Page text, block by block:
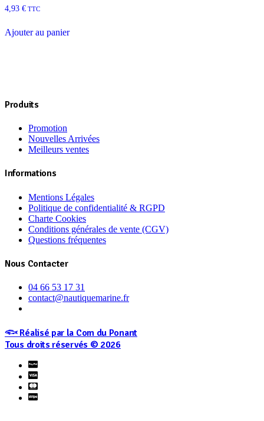
4,93 € TTC
Ajouter au panier
Produits
Promotion
Nouvelles Arrivées
Meilleurs ventes
Informations
Mentions Légales
Politique de confidentialité & RGPD
Charte Cookies
Conditions générales de vente (CGV)
Questions fréquentes
Nous Contacter
04 66 53 17 31
contact@nautiquemarine.fr
𓆟 Réalisé par la Com du Ponant
Tous droits réservés © 2026